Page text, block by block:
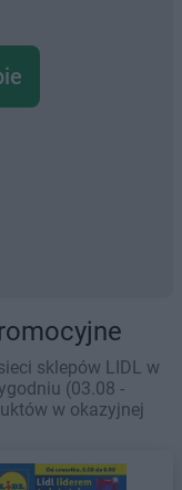
sklepów LIDL w
(03.08 -
w okazyjnej